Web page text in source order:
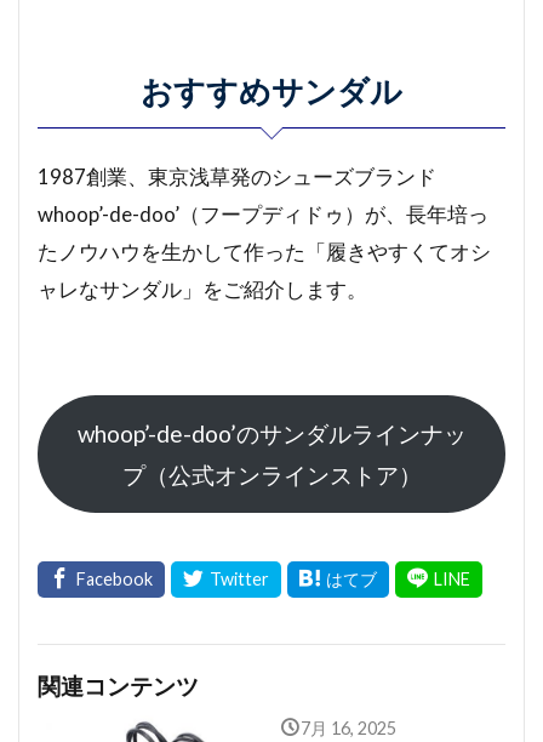
おすすめサンダル
1987創業、東京浅草発のシューズブランド
whoop’-de-doo’（フープディドゥ）が、長年培っ
たノウハウを生かして作った「履きやすくてオシ
ャレなサンダル」をご紹介します。
whoop’-de-doo’のサンダルラインナッ
プ（公式オンラインストア）
関連コンテンツ
7月 16, 2025